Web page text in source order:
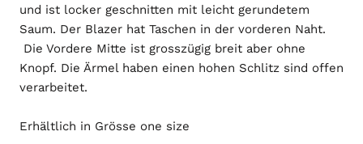
und ist locker geschnitten mit leicht gerundetem
Saum. Der Blazer hat Taschen in der vorderen Naht.
Die Vordere Mitte ist grosszügig breit aber ohne
Knopf. Die Ärmel haben einen hohen Schlitz sind offen
verarbeitet.
Erhältlich in Grösse one size